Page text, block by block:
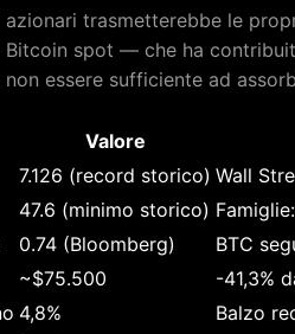
trasmetterebbe le
Bitcoin spot — che ha
essere sufficiente ad
Valore
7.126 (record storico) Wall
47.6 (minimo storico)
0.74 (Bloomberg)
BTC
~$75.500
-41,3%
4,8%
Balzo